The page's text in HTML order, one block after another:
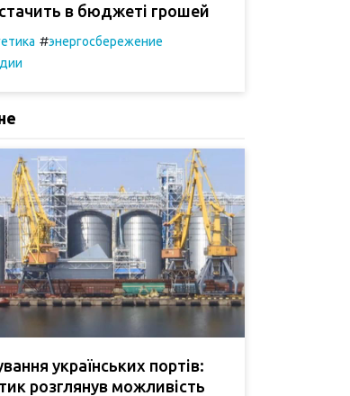
в бюджеті грошей
#энергосбережение
українських портів:
розглянув можливість